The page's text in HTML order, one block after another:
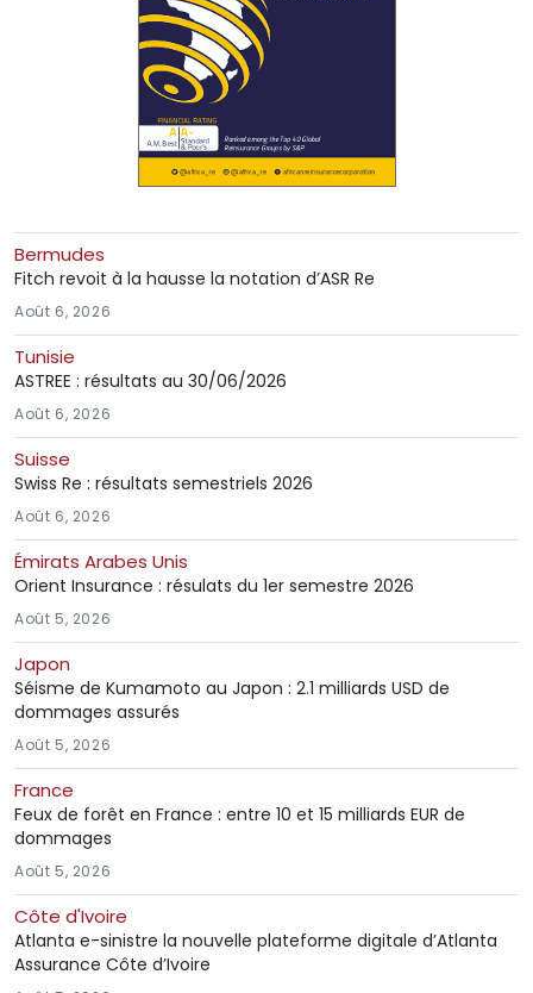
Bermudes
Fitch revoit à la hausse la notation d’ASR Re
Août 6, 2026
Tunisie
ASTREE : résultats au 30/06/2026
Août 6, 2026
Suisse
Swiss Re : résultats semestriels 2026
Août 6, 2026
Émirats Arabes Unis
Orient Insurance : résulats du 1er semestre 2026
Août 5, 2026
Japon
Séisme de Kumamoto au Japon : 2.1 milliards USD de
dommages assurés
Août 5, 2026
France
Feux de forêt en France : entre 10 et 15 milliards EUR de
dommages
Août 5, 2026
Côte d'Ivoire
Atlanta e-sinistre la nouvelle plateforme digitale d’Atlanta
Assurance Côte d’Ivoire